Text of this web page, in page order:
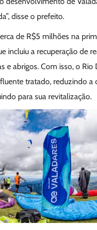
disse o prefeito.
de R$5 milhões na
incluiu a recuperação de
e abrigos. Com isso, o Rio
tratado, reduzindo a
para sua revitalização.